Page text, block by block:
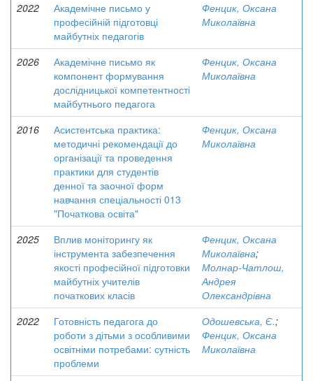
2022
Академічне письмо у
професійній підготовці
майбутніх педагогів
Фенцик, Оксана
Миколаївна
2026
Академічне письмо як
компонент формування
дослідницької компетентності
майбутнього педагога
Фенцик, Оксана
Миколаївна
2016
Асистентська практика:
методичні рекомендації до
організації та проведення
практики для студентів
денної та заочної форм
навчання спеціальності 013
"Початкова освіта"
Фенцик, Оксана
Миколаївна
2025
Вплив моніторингу як
інструмента забезпечення
якості професійної підготовки
майбутніх учителів
початкових класів
Фенцик, Оксана
Миколаївна;
Молнар-Чатлош,
Андрея
Олександрівна
2022
Готовність педагога до
роботи з дітьми з особливими
освітніми потребами: сутність
проблеми
Одошевська, Є.;
Фенцик, Оксана
Миколаївна